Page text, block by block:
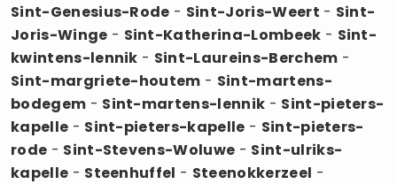
Sint-Genesius-Rode - Sint-Joris-Weert - Sint-
Joris-Winge - Sint-Katherina-Lombeek - Sint-
kwintens-lennik - Sint-Laureins-Berchem -
Sint-margriete-houtem - Sint-martens-
bodegem - Sint-martens-lennik - Sint-pieters-
kapelle - Sint-pieters-kapelle - Sint-pieters-
rode - Sint-Stevens-Woluwe - Sint-ulriks-
kapelle - Steenhuffel - Steenokkerzeel -